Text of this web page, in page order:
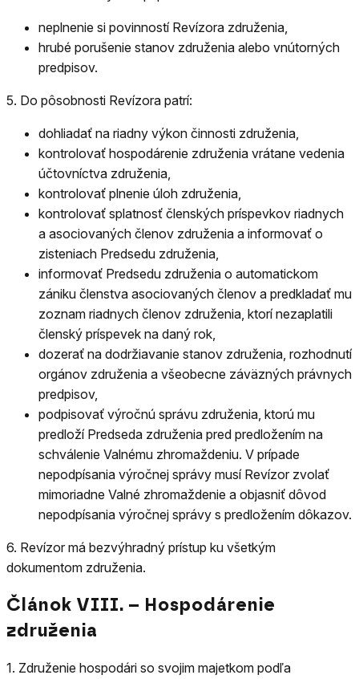
neplnenie si povinností Revízora združenia,
hrubé porušenie stanov združenia alebo vnútorných
predpisov.
5. Do pôsobnosti Revízora patrí:
dohliadať na riadny výkon činnosti združenia,
kontrolovať hospodárenie združenia vrátane vedenia
účtovníctva združenia,
kontrolovať plnenie úloh združenia,
kontrolovať splatnosť členských príspevkov riadnych
a asociovaných členov združenia a informovať o
zisteniach Predsedu združenia,
informovať Predsedu združenia o automatickom
zániku členstva asociovaných členov a predkladať mu
zoznam riadnych členov združenia, ktorí nezaplatili
členský príspevek na daný rok,
dozerať na dodržiavanie stanov združenia, rozhodnutí
orgánov združenia a všeobecne záväzných právnych
predpisov,
podpisovať výročnú správu združenia, ktorú mu
predloží Predseda združenia pred predložením na
schválenie Valnému zhromaždeniu. V prípade
nepodpísania výročnej správy musí Revízor zvolať
mimoriadne Valné zhromaždenie a objasniť dôvod
nepodpísania výročnej správy s predložením dôkazov.
6. Revízor má bezvýhradný prístup ku všetkým
dokumentom združenia.
Článok VIII. – Hospodárenie
združenia
1. Združenie hospodári so svojim majetkom podľa